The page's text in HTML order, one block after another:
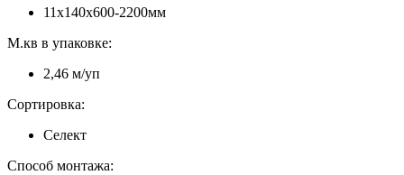
11х140х600-2200мм
М.кв в упаковке:
2,46 м/уп
Сортировка:
Селект
Способ монтажа: